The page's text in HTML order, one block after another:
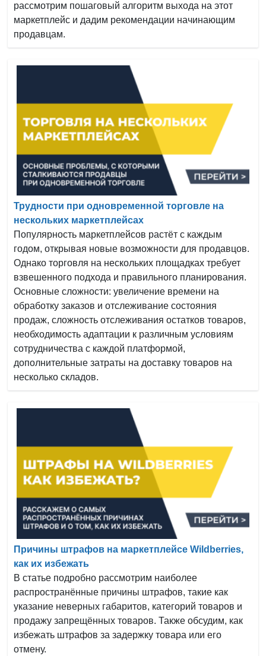
рассмотрим пошаговый алгоритм выхода на этот
маркетплейс и дадим рекомендации начинающим
продавцам.
Трудности при одновременной торговле на
нескольких маркетплейсах
Популярность маркетплейсов растёт с каждым
годом, открывая новые возможности для продавцов.
Однако торговля на нескольких площадках требует
взвешенного подхода и правильного планирования.
Основные сложности: увеличение времени на
обработку заказов и отслеживание состояния
продаж, сложность отслеживания остатков товаров,
необходимость адаптации к различным условиям
сотрудничества с каждой платформой,
дополнительные затраты на доставку товаров на
несколько складов.
Причины штрафов на маркетплейсе Wildberries,
как их избежать
В статье подробно рассмотрим наиболее
распространённые причины штрафов, такие как
указание неверных габаритов, категорий товаров и
продажу запрещённых товаров. Также обсудим, как
избежать штрафов за задержку товара или его
отмену.